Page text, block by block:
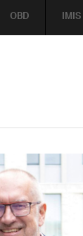
OBD IMIS